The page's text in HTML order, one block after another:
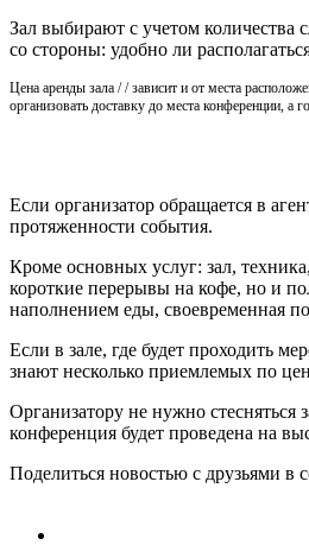
Зал выбирают с учетом количества
со стороны: удобно ли
Цена аренды зала / / зависит и от места
организовать доставку до места конференции, а
Если организатор обращается в
протяженности события.
Кроме основных услуг: зал,
короткие перерывы на кофе, но и
наполнением еды, своевременная
Если в зале, где будет проходить
знают несколько приемлемых по
Организатору не нужно
конференция будет проведена на
Поделиться новостью с друзьями в